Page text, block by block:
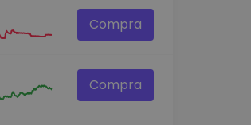
Compra
Compra